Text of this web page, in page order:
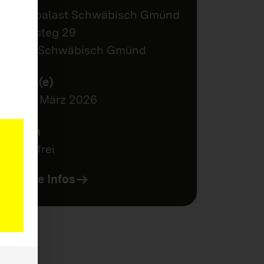
Traumpalast Schwäbisch Gmünd
Türlensteg 29
73525 Schwäbisch Gmünd
Termin(e)
16.-22. März 2026
Kosten
kostenfrei
Weitere Infos